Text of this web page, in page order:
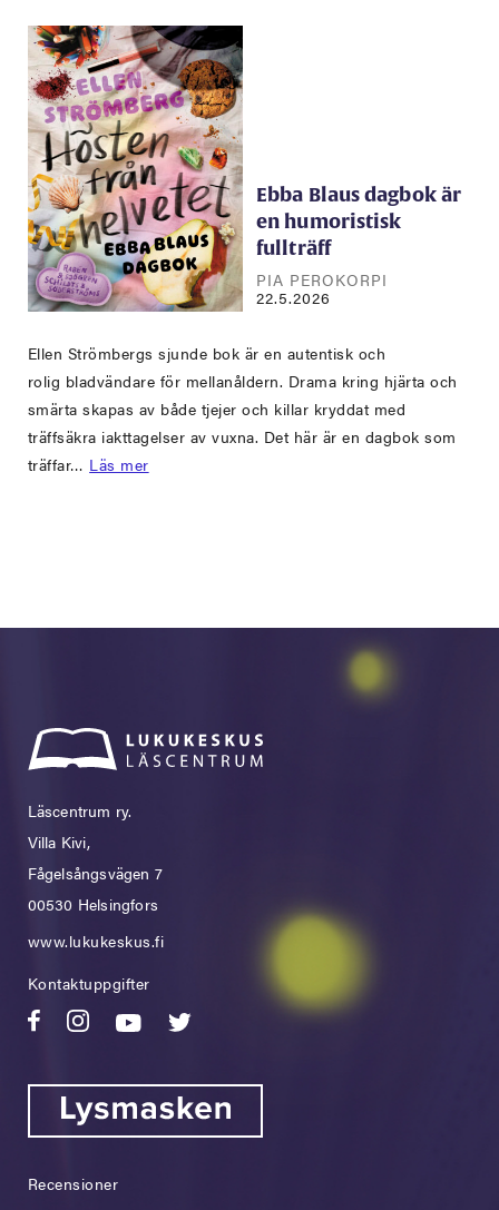
Ebba Blaus dagbok är
en humoristisk
fullträff
PIA PEROKORPI
22.5.2026
Ellen Strömbergs sjunde bok är en autentisk och
rolig bladvändare för mellanåldern. Drama kring hjärta och
smärta skapas av både tjejer och killar kryddat med
träffsäkra iakttagelser av vuxna. Det här är en dagbok som
träffar… Läs mer
Läscentrum ry.
Villa Kivi,
Fågelsångsvägen 7
00530 Helsingfors
www.lukukeskus.fi
Kontaktuppgifter
Recensioner